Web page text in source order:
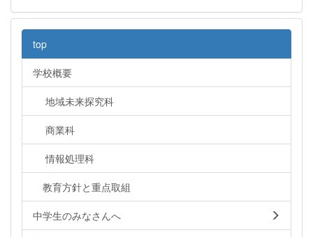
top
学校概要
地域未来探究科
商業科
情報処理科
教育方針と重点取組
中学生のみなさんへ